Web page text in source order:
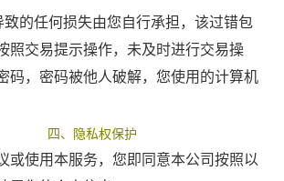
的任何损失由您自行承担，该过错包
照交易提示操作，未及时进行交易操
码，密码被他人破解，您使用的计算机
四、隐私权保护
或使用本服务，您即同意本公司按照以